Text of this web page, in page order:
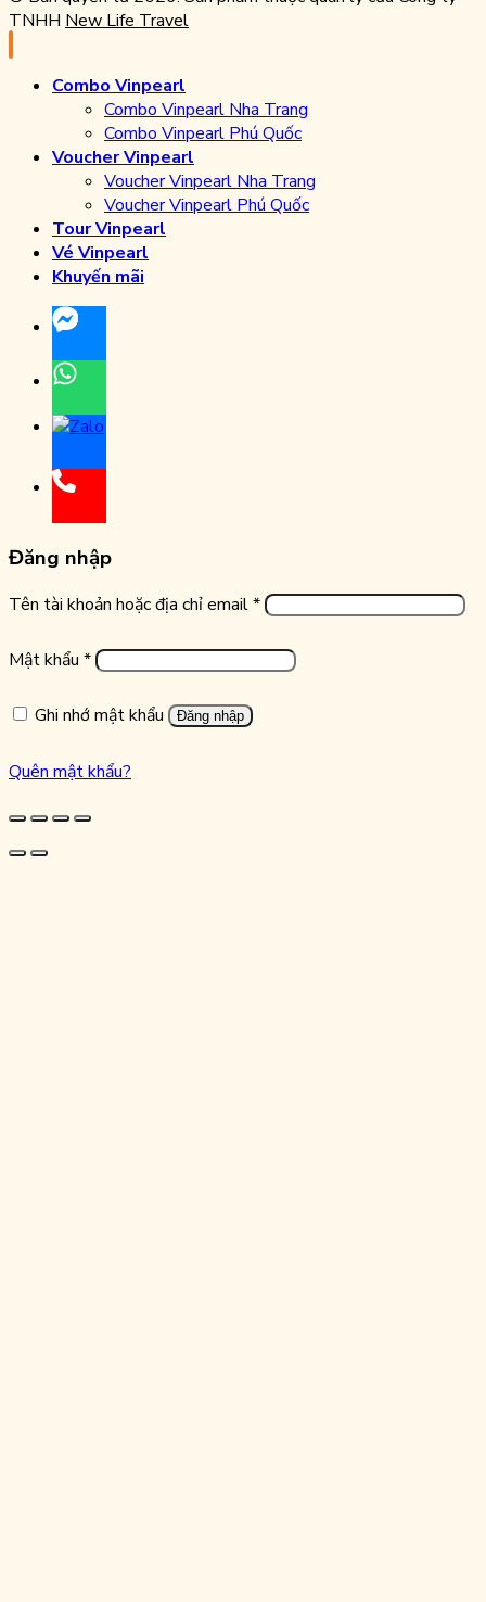
TNHH New Life Travel
Combo Vinpearl
Combo Vinpearl Nha Trang
Combo Vinpearl Phú Quốc
Voucher Vinpearl
Voucher Vinpearl Nha Trang
Voucher Vinpearl Phú Quốc
Tour Vinpearl
Vé Vinpearl
Khuyến mãi
Đăng nhập
Tên tài khoản hoặc địa chỉ email*Bắt
Mật khẩu *Bắt
Ghi nhớ mật khẩu
Đăng nhập
Quên mật khẩu?